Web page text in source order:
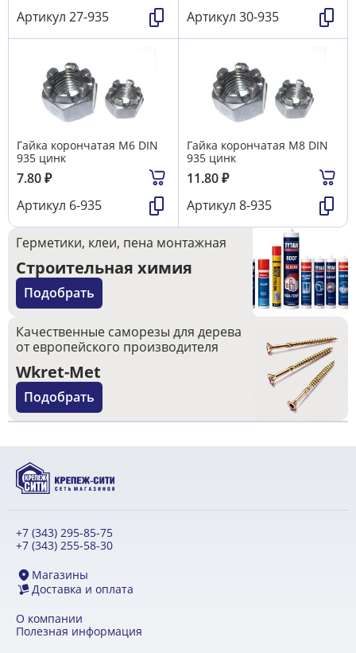
Артикул 27-935
Артикул 30-935
Гайка корончатая М6 DIN
935 цинк
7.80₽
Артикул 6-935
Гайка корончатая М8 DIN
935 цинк
11.80₽
Артикул 8-935
Герметики, клеи, пена монтажная
Строительная химия
Подобрать
Качественные саморезы для дерева
от европейского производителя
Wkret-Met
Подобрать
+7 (343) 295-85-75
+7 (343) 255-58-30
Магазины
Доставка и оплата
О компании
Полезная информация